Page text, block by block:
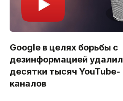
Google в целях борьбы с
дезинформацией удалил
десятки тысяч YouTube-
каналов